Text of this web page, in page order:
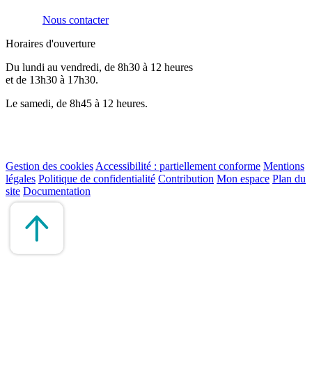
Nous contacter
Horaires d'ouverture
Du lundi au vendredi, de 8h30 à 12 heures
et de 13h30 à 17h30.
Le samedi, de 8h45 à 12 heures.
Gestion des cookies Accessibilité : partiellement conforme Mentions
légales Politique de confidentialité Contribution Mon espace Plan du
site Documentation